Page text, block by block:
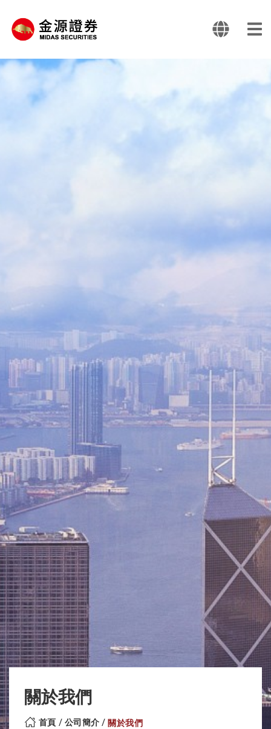
關於我們
首頁 公司簡介 關於我們